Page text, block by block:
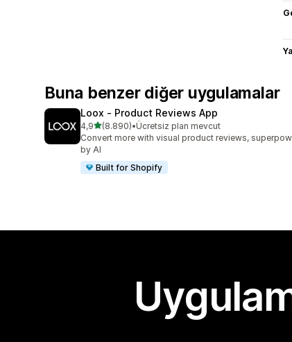
Buna benzer diğer uygulamalar
Loox ‑ Product Reviews App
4,95 yıldız üzerinden
(8.890)
toplam 8890 değerlendirme
•Ücretsiz plan mevcut
Convert more with visual product reviews,
by AI
Built for Shopify